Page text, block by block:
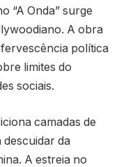
“A Onda” surge
A obra
política
limites do
sociais.
camadas de
descuidar da
A estreia no